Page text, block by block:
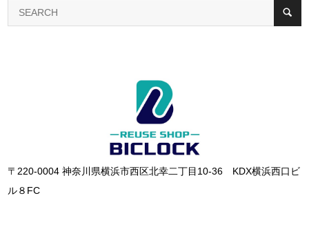
〒220-0004 神奈川県横浜市西区北幸二丁目10-36 KDX横浜西口ビ
ル８FC